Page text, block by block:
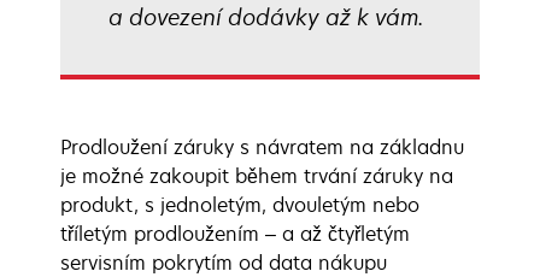
a dovezení dodávky až k vám.
Prodloužení záruky s návratem na základnu
je možné zakoupit během trvání záruky na
produkt, s jednoletým, dvouletým nebo
tříletým prodloužením – a až čtyřletým
servisním pokrytím od data nákupu